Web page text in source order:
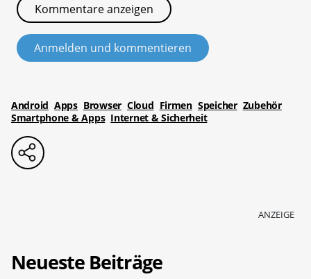
Kommentare anzeigen
Anmelden und kommentieren
Android Apps Browser Cloud Firmen Speicher Zubehör
Smartphone & Apps Internet & Sicherheit
ANZEIGE
Neueste Beiträge